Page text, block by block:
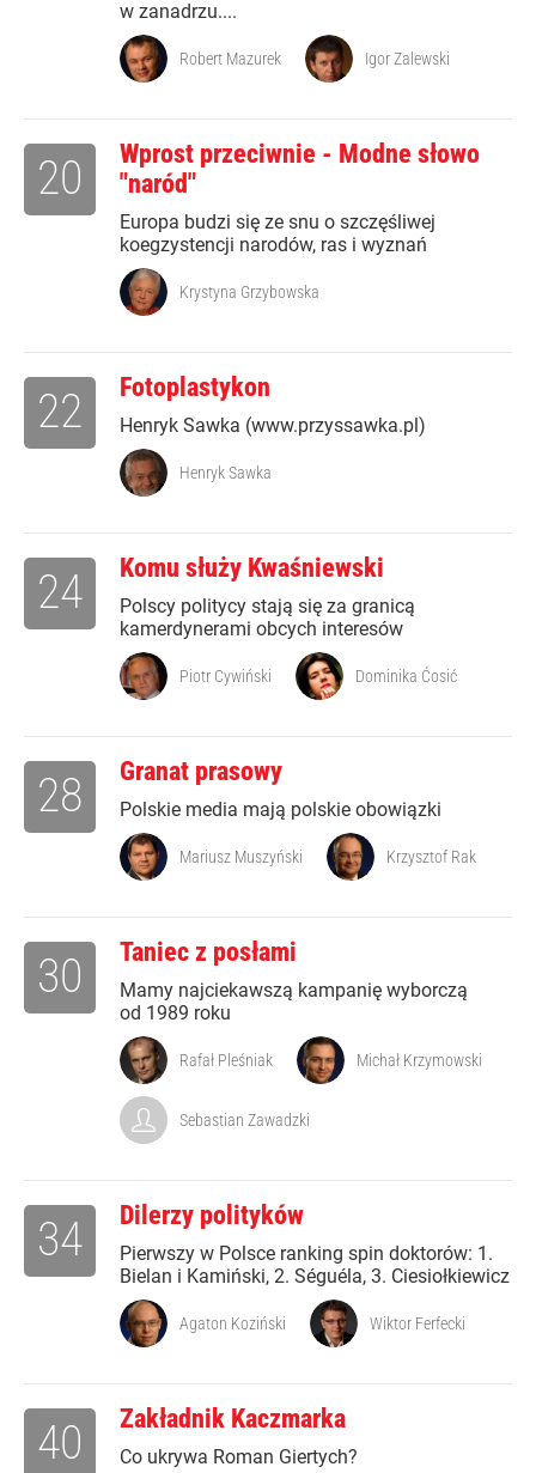
w zanadrzu....
Robert Mazurek Igor Zalewski
Wprost przeciwnie - Modne słowo
"naród"
Europa budzi się ze snu o szczęśliwej
koegzystencji narodów, ras i wyznań
20
Krystyna Grzybowska
Fotoplastykon
Henryk Sawka (www.przyssawka.pl)
22
Henryk Sawka
Komu służy Kwaśniewski
Polscy politycy stają się za granicą
kamerdynerami obcych interesów
24
Piotr Cywiński Dominika Ćosić
Granat prasowy
Polskie media mają polskie obowiązki
28
Mariusz Muszyński Krzysztof Rak
Taniec z posłami
Mamy najciekawszą kampanię wyborczą
od 1989 roku
30
Rafał Pleśniak Michał Krzymowski
Sebastian Zawadzki
Dilerzy polityków
Pierwszy w Polsce ranking spin doktorów: 1.
Bielan i Kamiński, 2. Séguéla, 3. Ciesiołkiewicz
34
Agaton Koziński Wiktor Ferfecki
Zakładnik Kaczmarka
Co ukrywa Roman Giertych?
40